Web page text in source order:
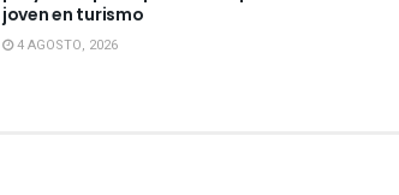
joven en turismo
4 AGOSTO, 2026